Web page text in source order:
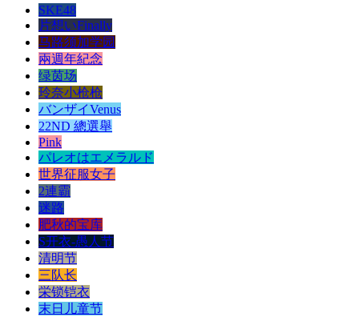
SKE48
片想いFinally
马路须加学园
兩週年紀念
绿茵场
玲奈小枪枪
バンザイVenus
22ND 總選舉
Pink
パレオはエメラルド
世界征服女子
2連霸
迷路
肥秋的宝库
S开衣-愚人节
清明节
三队长
栄锁铠衣
末日儿童节